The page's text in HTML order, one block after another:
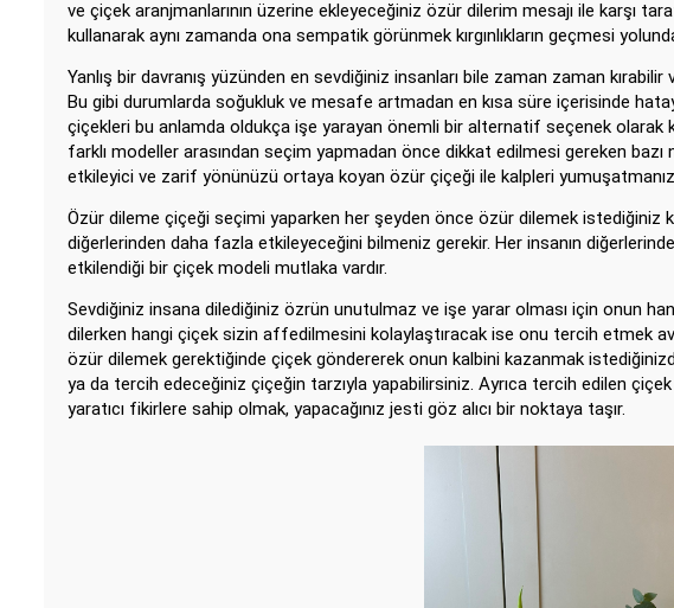
ve çiçek aranjmanlarının üzerine ekleyeceğiniz özür dilerim mesajı ile karşı
kullanarak aynı zamanda ona sempatik görünmek kırgınlıkların geçmesi
Yanlış bir davranış yüzünden en sevdiğiniz insanları bile zaman zaman
Bu gibi durumlarda soğukluk ve mesafe artmadan en kısa süre içerisinde
çiçekleri bu anlamda oldukça işe yarayan önemli bir alternatif seçenek olarak
farklı modeller arasından seçim yapmadan önce dikkat edilmesi gereken
etkileyici ve zarif yönünüzü ortaya koyan özür çiçeği ile kalpleri
Özür dileme çiçeği seçimi yaparken her şeyden önce özür dilemek istediğiniz
diğerlerinden daha fazla etkileyeceğini bilmeniz gerekir. Her insanın
etkilendiği bir çiçek modeli mutlaka vardır.
Sevdiğiniz insana dilediğiniz özrün unutulmaz ve işe yarar olması için onun
dilerken hangi çiçek sizin affedilmesini kolaylaştıracak ise onu tercih etmek
özür dilemek gerektiğinde çiçek göndererek onun kalbini kazanmak
ya da tercih edeceğiniz çiçeğin tarzıyla yapabilirsiniz. Ayrıca tercih edilen
yaratıcı fikirlere sahip olmak, yapacağınız jesti göz alıcı bir noktaya taşır.